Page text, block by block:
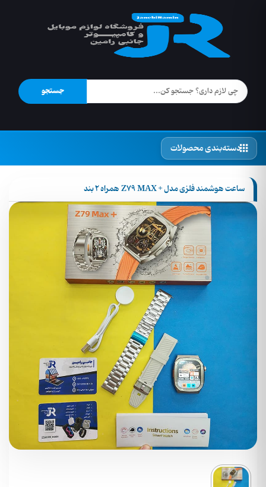
جستجو
دسته‌بندی محصولات
ساعت هوشمند فلزی مدل + Z79 MAX همراه 2 بند